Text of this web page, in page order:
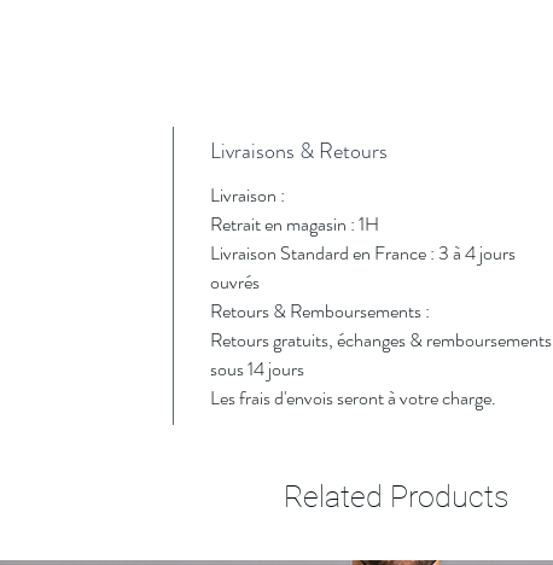
Livraisons & Retours
Livraison :
Retrait en magasin : 1H
Livraison Standard en France : 3 à 4 jours
ouvrés
Retours & Remboursements :
Retours gratuits, échanges & remboursements
sous 14 jours
Les frais d'envois seront à votre charge.
Related Products